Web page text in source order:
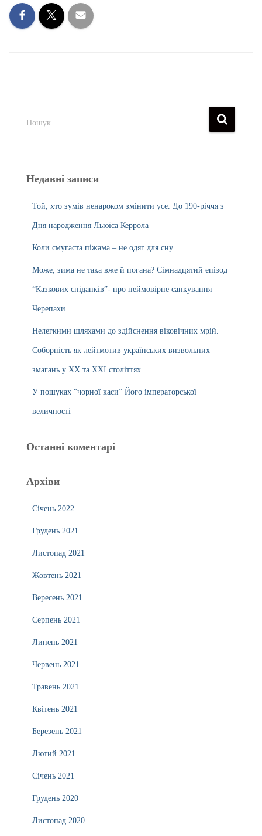
Пошук …
Недавні записи
Той, хто зумів ненароком змінити усе. До 190-річчя з
Дня народження Льюїса Керрола
Коли смугаста піжама – не одяг для сну
Може, зима не така вже й погана? Сімнадцятий епізод
“Казкових сніданків”- про неймовірне санкування
Черепахи
Нелегкими шляхами до здійснення віковічних мрій.
Соборність як лейтмотив українських визвольних
змагань у ХХ та ХХІ століттях
У пошуках “чорної каси” Його імператорської
величності
Останні коментарі
Архіви
Січень 2022
Грудень 2021
Листопад 2021
Жовтень 2021
Вересень 2021
Серпень 2021
Липень 2021
Червень 2021
Травень 2021
Квітень 2021
Березень 2021
Лютий 2021
Січень 2021
Грудень 2020
Листопад 2020